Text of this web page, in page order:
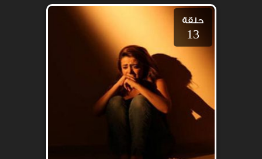
حلقة
13